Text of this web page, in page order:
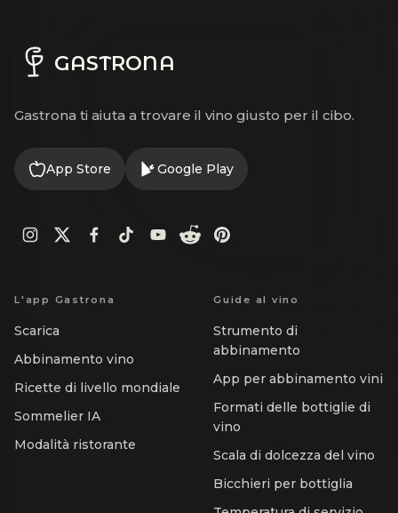
GASTRONA
Gastrona ti aiuta a trovare il vino giusto per il cibo.
App Store Google Play
L'app Gastrona
Scarica
Abbinamento vino
Ricette di livello mondiale
Sommelier IA
Modalità ristorante
Guide al vino
Strumento di
abbinamento
App per abbinamento vini
Formati delle bottiglie di
vino
Scala di dolcezza del vino
Bicchieri per bottiglia